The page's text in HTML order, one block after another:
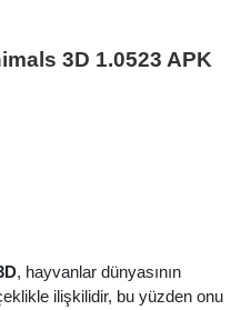
3D 1.0523 APK
, hayvanlar dünyasının
ilişkilidir, bu yüzden onu